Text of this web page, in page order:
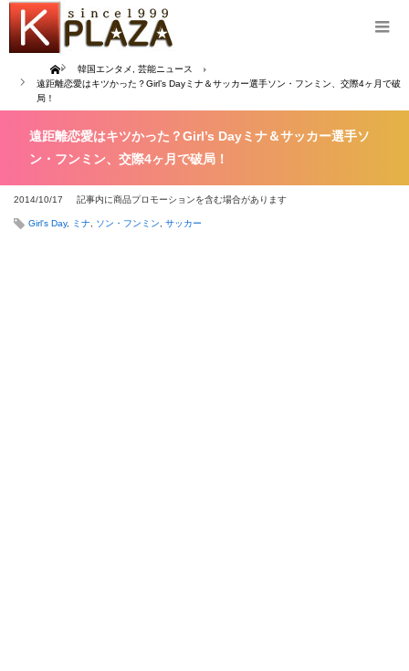
Home 韓国エンタメ
芸能ニュース
遠距離恋愛はキツかった？Girl’s Dayミナ＆サッカー選手ソン・フンミン、交際4ヶ月で破
局！
遠距離恋愛はキツかった？Girl’s Dayミナ＆サッカー選手ソ
ン・フンミン、交際4ヶ月で破局！
2014/10/17 記事内に商品プロモーションを含む場合があります
Girl's Day, ミナ ソン・フンミン サッカー